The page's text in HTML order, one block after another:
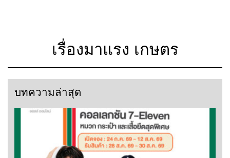
เรื่องมาแรง เกษตร
บทความล่าสุด